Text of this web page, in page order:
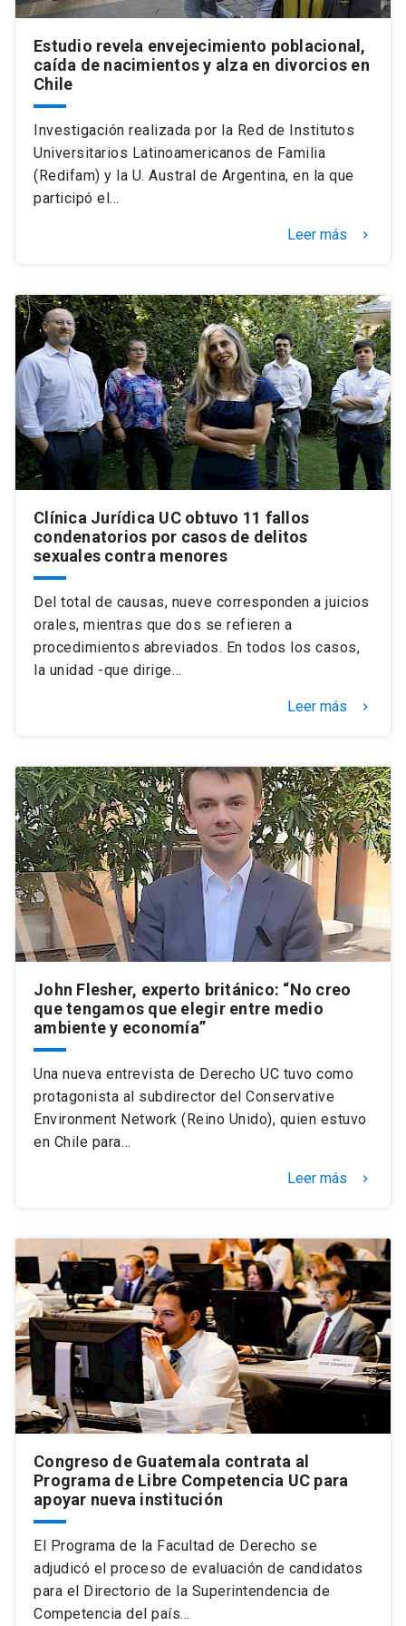
Estudio revela envejecimiento poblacional,
caída de nacimientos y alza en divorcios en
Chile
Investigación realizada por la Red de Institutos
Universitarios Latinoamericanos de Familia
(Redifam) y la U. Austral de Argentina, en la que
participó el…
Leer más keyboard_arrow_right
Clínica Jurídica UC obtuvo 11 fallos
condenatorios por casos de delitos
sexuales contra menores
Del total de causas, nueve corresponden a juicios
orales, mientras que dos se refieren a
procedimientos abreviados. En todos los casos,
la unidad -que dirige…
Leer más keyboard_arrow_right
John Flesher, experto británico: “No creo
que tengamos que elegir entre medio
ambiente y economía”
Una nueva entrevista de Derecho UC tuvo como
protagonista al subdirector del Conservative
Environment Network (Reino Unido), quien estuvo
en Chile para…
Leer más keyboard_arrow_right
Congreso de Guatemala contrata al
Programa de Libre Competencia UC para
apoyar nueva institución
El Programa de la Facultad de Derecho se
adjudicó el proceso de evaluación de candidatos
para el Directorio de la Superintendencia de
Competencia del país…